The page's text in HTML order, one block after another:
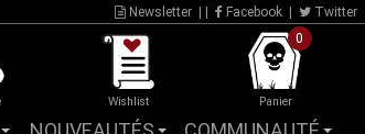
Newsletter Facebook Twitter
Wishlist
0
Panier